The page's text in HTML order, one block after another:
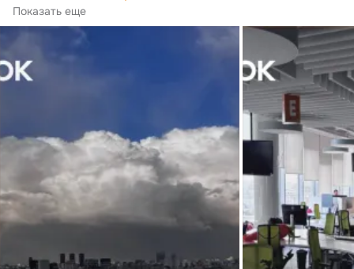
Сегодня приоткрываем дверь в нашу московский офис —
посмотрите фото нашего офиса в Москве и вид с высоты
птичьего полёта. Здесь каждый день кипит жизнь, полная
интересных задач и тёплых разговоров
Напишите в комментариях, а как проходит ваш день?
Показать еще